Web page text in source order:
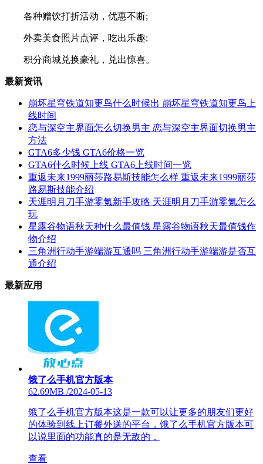
各种赠饮打折活动，优惠不断;
外卖美食照片点评，吃出乐趣;
积分商城兑换豪礼，兑出惊喜。
最新资讯
崩坏星穹铁道知更鸟什么时候出 崩坏星穹铁道知更鸟上
线时间
恋与深空主界面怎么切换男主 恋与深空主界面切换男主
方法
GTA6多少钱 GTA6价格一览
GTA6什么时候上线 GTA6上线时间一览
重返未来1999丽莎路易斯技能怎么样 重返未来1999丽莎
路易斯技能介绍
天涯明月刀手游零氪新手攻略 天涯明月刀手游零氪怎么
玩
星露谷物语秋天种什么最值钱 星露谷物语秋天最值钱作
物介绍
三角洲行动手游端游互通吗 三角洲行动手游端游是否互
通介绍
最新应用
饿了么手机官方版本
62.69MB /2024-05-13
饿了么手机官方版本这是一款可以让更多的朋友们更好
的体验到线上订餐外送的平台，饿了么手机官方版本可
以说里面的功能真的是无敌的，
查看